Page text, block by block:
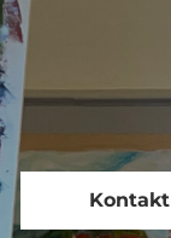
Kontakt